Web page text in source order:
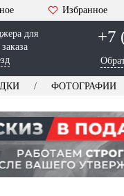
Избранное
для
+7
ФОТОГРАФИИ